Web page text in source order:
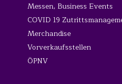
Messen, Business Events
COVID 19
Merchandise
Vorverkaufsstellen
ÖPNV